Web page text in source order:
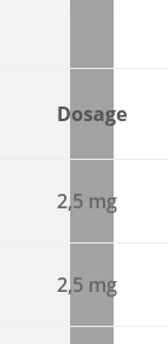
Dosage
2,5 mg
2,5 mg